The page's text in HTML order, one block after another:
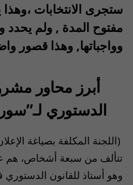
ستجرى الانتخابات ،وهذا
مفتوح المدة , ولم يحدد
وواجباتها, وهذا قصور
أبرز محاور
الدستوري
(اللجنة المكلفة بصياغة
تتألف من سبعة أشخاص، هم
وهو أستاذ للقانون